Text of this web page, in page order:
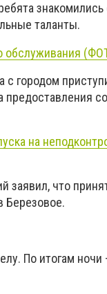
таланты.
обслуживания
городом
предоставления
на
заявил, что
Березовое.
По итогам ночи